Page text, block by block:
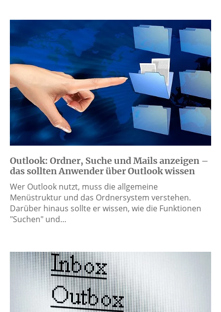
Outlook: Ordner, Suche und Mails anzeigen –
das sollten Anwender über Outlook wissen
Wer Outlook nutzt, muss die allgemeine
Menüstruktur und das Ordnersystem verstehen.
Darüber hinaus sollte er wissen, wie die Funktionen
"Suchen" und…